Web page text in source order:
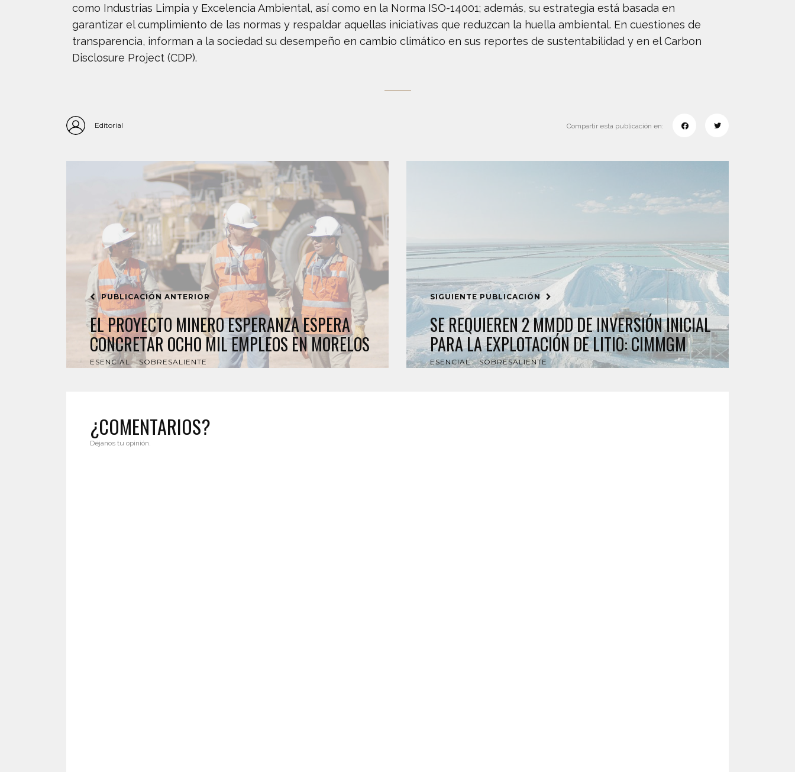
como Industrias Limpia y Excelencia Ambiental, así como en la Norma ISO-14001; además, su estrategia está basada en
garantizar el cumplimiento de las normas y respaldar aquellas iniciativas que reduzcan la huella ambiental. En cuestiones de
transparencia, informan a la sociedad su desempeño en cambio climático en sus reportes de sustentabilidad y en el Carbon
Disclosure Project (CDP).
Editorial Compartir esta publicación en:
PUBLICACIÓN ANTERIOR
EL PROYECTO MINERO ESPERANZA ESPERA
CONCRETAR OCHO MIL EMPLEOS EN MORELOS
ESENCIAL SOBRESALIENTE
SIGUIENTE PUBLICACIÓN
SE REQUIEREN 2 MMDD DE INVERSIÓN INICIAL
PARA LA EXPLOTACIÓN DE LITIO: CIMMGM
ESENCIAL SOBRESALIENTE
¿COMENTARIOS?
Déjanos tu opinión.